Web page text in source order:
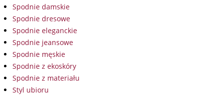
Spodnie damskie
Spodnie dresowe
Spodnie eleganckie
Spodnie jeansowe
Spodnie męskie
Spodnie z ekoskóry
Spodnie z materiału
Styl ubioru